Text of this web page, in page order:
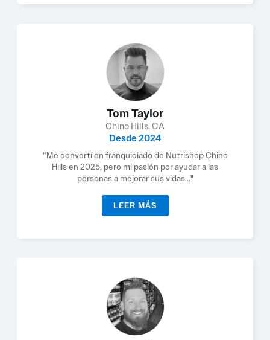
Tom Taylor
Chino Hills, CA
Desde 2024
“Me convertí en franquiciado de Nutrishop Chino
Hills en 2025, pero mi pasión por ayudar a las
personas a mejorar sus vidas..."
LEER MÁS